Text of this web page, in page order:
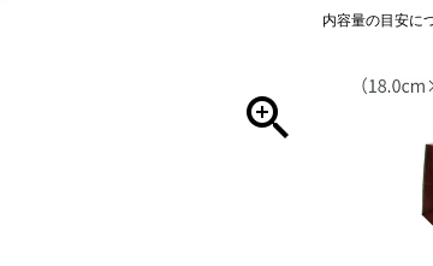
)
内容量の目安に